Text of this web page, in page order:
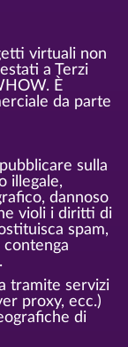
virtuali non
a Terzi
È
da parte
sulla
illegale,
dannoso
violi i diritti di
spam,
tramite servizi
proxy, ecc.)
di